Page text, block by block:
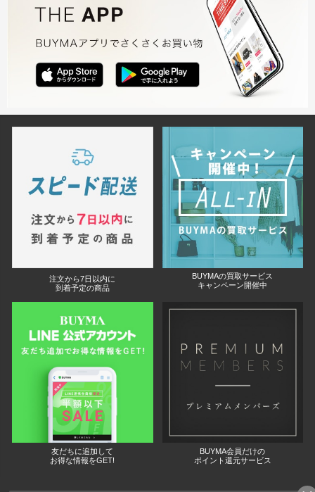
注文から7日以内に
到着予定の商品
BUYMAの買取サービス
キャンペーン開催中
友だちに追加して
お得な情報をGET!
BUYMA会員だけの
ポイント還元サービス